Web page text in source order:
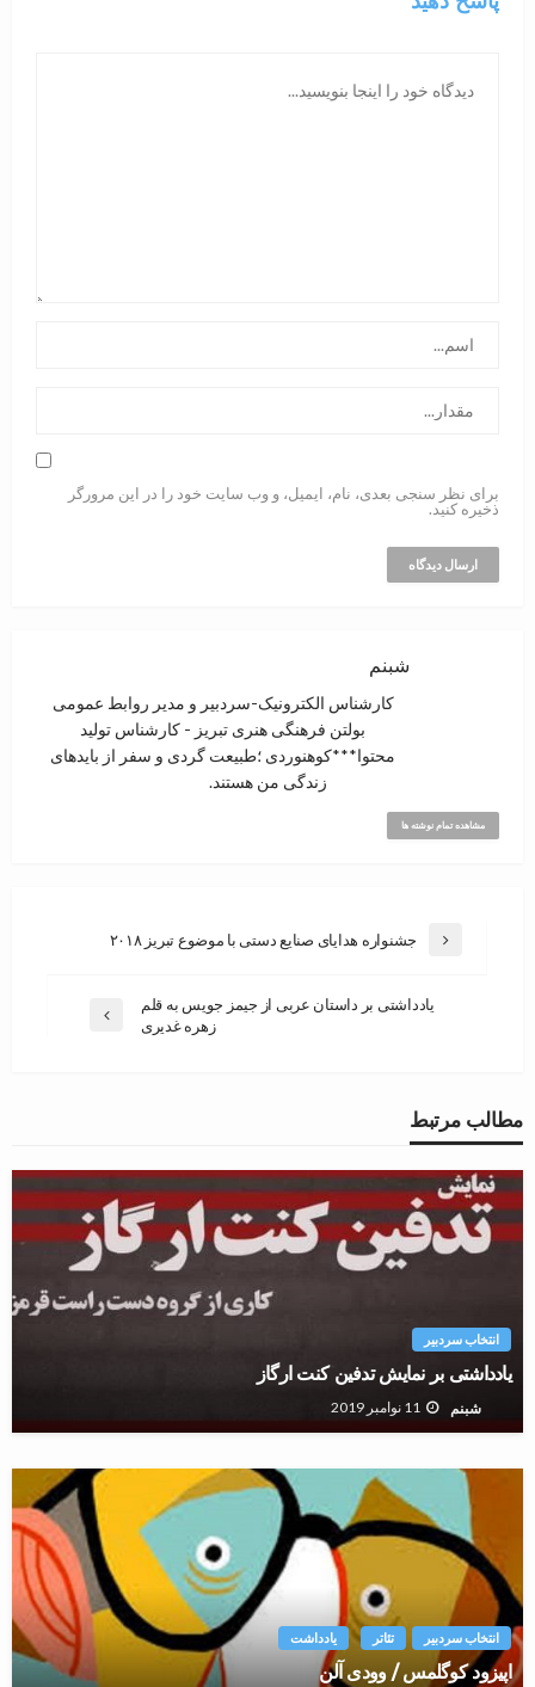
برای نظر سنجی بعدی، نام، ایمیل، و وب سایت خود را در این مرورگر
ذخیره کنید.
شبنم
کارشناس الکترونیک-سردبیر و مدیر روابط عمومی
بولتن فرهنگی هنری تبریز - کارشناس تولید
محتوا***کوهنوردی ؛‌طبیعت گردی و سفر از بایدهای
زندگی من هستند.
مشاهده تمام نوشته ها
جشنواره هدایای صنایع دستی با موضوع تبریز ۲۰۱۸
یادداشتی بر داستان عربی از جیمز جویس به قلم
زهره غدیری
مطالب مرتبط
انتخاب سردبیر
یادداشتی بر نمایش تدفین کنت ارگاز
شبنم 11 نوامبر 2019
انتخاب سردبیر تئاتر یادداشت
اپیزود کوگلمس / وودی آلن